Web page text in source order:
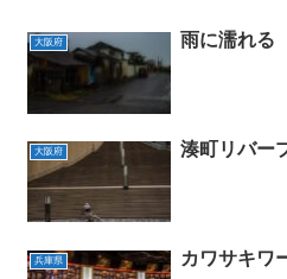
大阪府 雨に濡れる
大阪府 湊町リバー
兵庫県 カワサキワ